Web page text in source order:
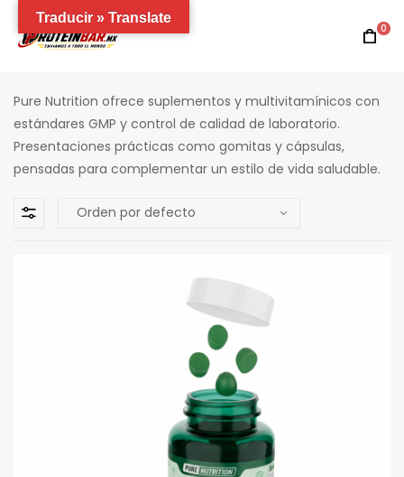
0
Pure Nutrition ofrece suplementos y multivitamínicos con
estándares GMP y control de calidad de laboratorio.
Presentaciones prácticas como gomitas y cápsulas,
pensadas para complementar un estilo de vida saludable.
Traducir » Translate